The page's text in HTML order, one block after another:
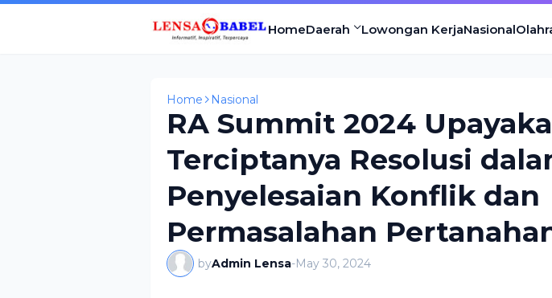
HomeDaerah Lowongan KerjaNasional
Home Nasional
RA Summit 2024
Terciptanya Resolusi
Penyelesaian Konflik dan
Permasalahan
byAdmin Lensa-May 30, 2024